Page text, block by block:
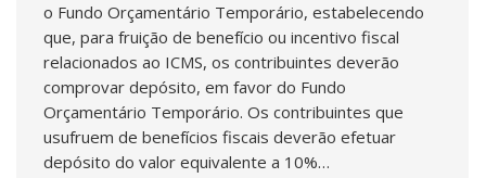
o Fundo Orçamentário Temporário, estabelecendo
que, para fruição de benefício ou incentivo fiscal
relacionados ao ICMS, os contribuintes deverão
comprovar depósito, em favor do Fundo
Orçamentário Temporário. Os contribuintes que
usufruem de benefícios fiscais deverão efetuar
depósito do valor equivalente a 10%…